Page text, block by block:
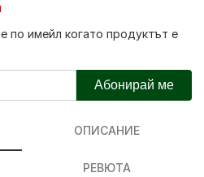
по имейл когато продуктът е
Абонирай ме
ОПИСАНИЕ
РЕВЮТА